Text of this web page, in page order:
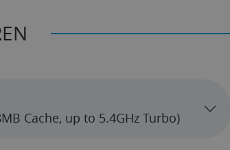
4.2GHz (24 cores, 128MB Cache, up to 5.4GHz Turbo)